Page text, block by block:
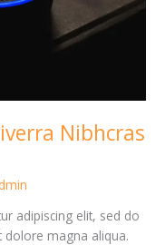
Nibhcras
adipiscing elit, sed do
magna aliqua.